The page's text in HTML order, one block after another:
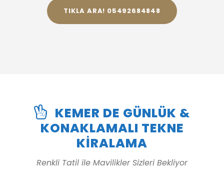
TIKLA ARA! 05492684848
KEMER DE GÜNLÜK &
KONAKLAMALI TEKNE
KIRALAMA
Renkli Tatil ile Mavilikler Sizleri Bekliyor